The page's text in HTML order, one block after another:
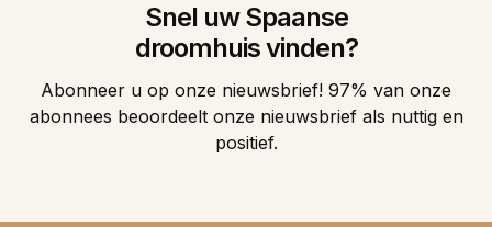
Snel uw Spaanse
droomhuis vinden?
Abonneer u op onze nieuwsbrief! 97% van onze
abonnees beoordeelt onze nieuwsbrief als nuttig en
positief.